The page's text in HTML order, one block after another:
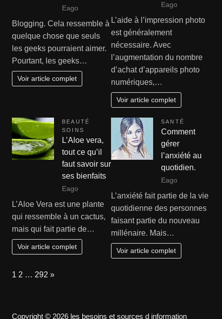
Eago
Blogging. Cela ressemble à
quelque chose que seuls
les geeks pourraient aimer.
Pourtant, les geeks…
Voir article complet
Eago
L’aide à l’impression photo
est généralement
nécessaire. Avec
l’augmentation du nombre
d’achat d’appareils photo
numériques,…
Voir article complet
BEAUTÉ
SOINS
L’Aloe vera,
tout ce qu’il
faut savoir sur
ses bienfaits
Eago
L’Aloe Vera est une plante
qui ressemble à un cactus,
mais qui fait partie de…
Voir article complet
SANTÉ
Comment
gérer
l’anxiété au
quotidien.
Eago
L’anxiété fait partie de la vie
quotidienne des personnes
faisant partie du nouveau
millénaire. Mais…
Voir article complet
Page:
1 2 … 292 Next
»
Copyright © 2026 les besoins et sources d information